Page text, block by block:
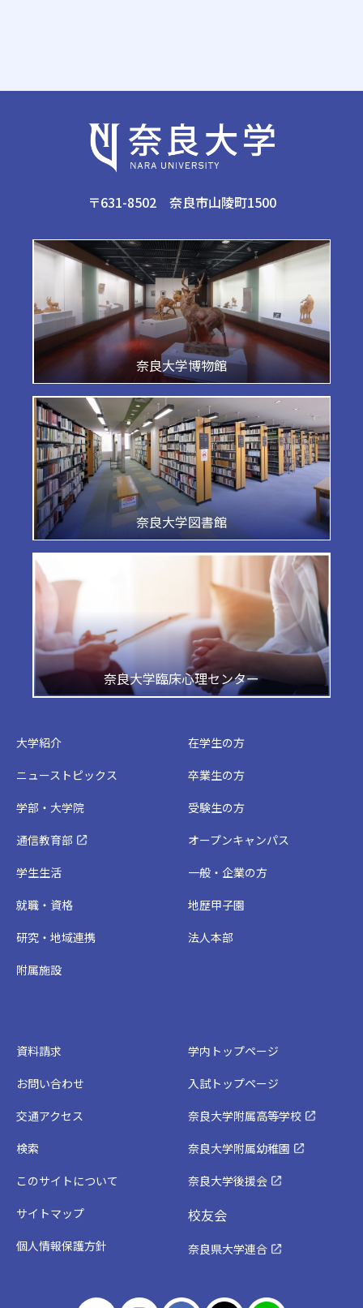
〒631-8502 奈良市山陵町1500
奈良大学博物館
奈良大学図書館
奈良大学臨床心理センター
大学紹介
ニューストピックス
学部・大学院
通信教育部
学生生活
就職・資格
研究・地域連携
附属施設
在学生の方
卒業生の方
受験生の方
オープンキャンパス
一般・企業の方
地歴甲子園
法人本部
資料請求
お問い合わせ
交通アクセス
検索
このサイトについて
サイトマップ
個人情報保護方針
学内トップページ
入試トップページ
奈良大学附属高等学校
奈良大学附属幼稚園
奈良大学後援会
校友会
奈良県大学連合